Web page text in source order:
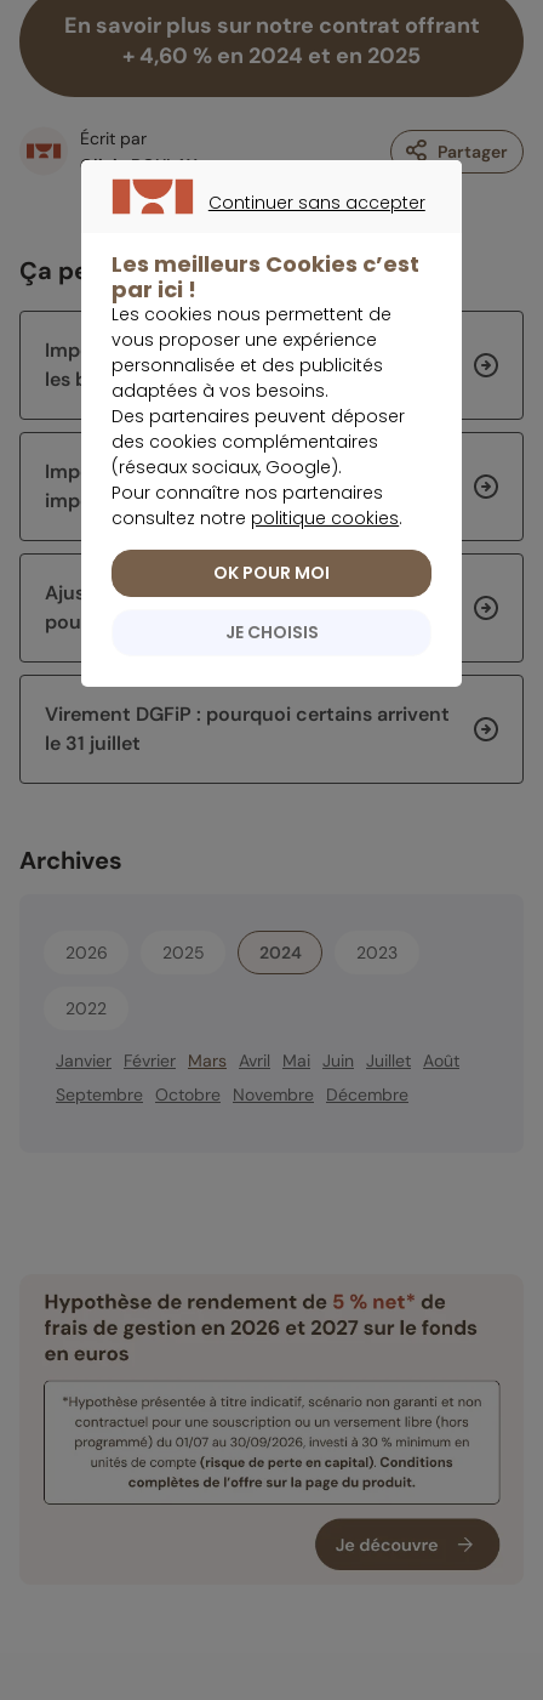
En savoir plus sur notre contrat offrant
+ 4,60 % en 2024 et en 2025
Écrit par
Olivia BOULAY
Partager
Ça peut vous intéresser
Impôt 2026 : les échéances de la rentrée et
les bons réflexes à avoir
Impôts 2026 : corriger sa déclaration sur
impots.gouv.fr
Ajuster sa stratégie d’épargne après 60 ans
pour sécuriser et faire fructifier son capital
Virement DGFiP : pourquoi certains arrivent
le 31 juillet
Archives
2026 2025 2024 2023
2022
Janvier Février Mars Avril Mai Juin Juillet
Août
Septembre
Octobre Novembre Décembre
Continuer sans accepter
Les meilleurs Cookies c’est
par ici !
Les cookies nous permettent de
vous proposer une expérience
personnalisée et des publicités
adaptées à vos besoins.
Des partenaires peuvent déposer
des cookies complémentaires
(réseaux sociaux, Google).
Pour connaître nos partenaires
consultez notre politique cookies.
JE CHOISIS
OK POUR MOI